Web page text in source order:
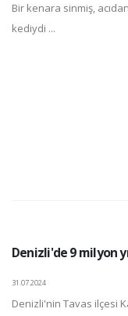
Bir kenara sinmiş,
kediydi ...
Denizli'de 9 milyon
31.07.2024
Denizli'nin Tavas ilçesi